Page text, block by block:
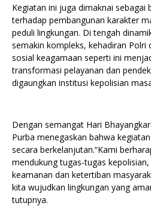
Kegiatan ini juga dimaknai sebagai
terhadap pembangunan karakter
peduli lingkungan. Di tengah
semakin kompleks, kehadiran Polri
sosial keagamaan seperti ini
transformasi pelayanan dan
digaungkan institusi kepolisian
Dengan semangat Hari
Purba menegaskan bahwa
secara berkelanjutan.“Kami
mendukung tugas-tugas
keamanan dan ketertiban
kita wujudkan lingkungan yang
tutupnya.